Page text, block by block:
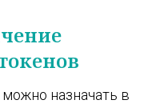
назначать в